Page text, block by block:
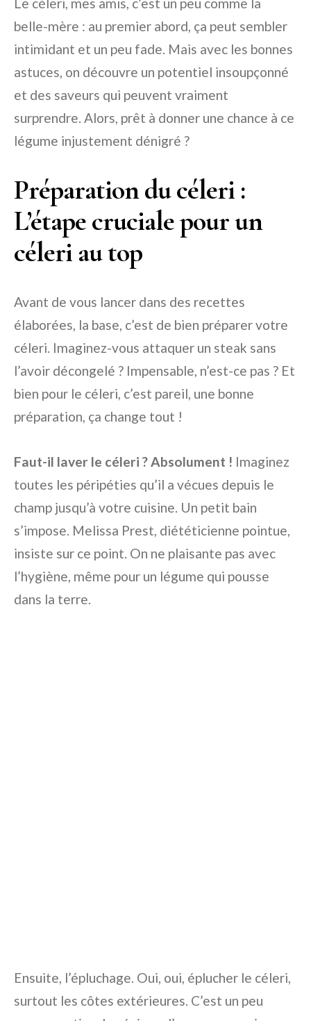
Le céleri, mes amis, c’est un peu comme la
belle-mère : au premier abord, ça peut sembler
intimidant et un peu fade. Mais avec les bonnes
astuces, on découvre un potentiel insoupçonné
et des saveurs qui peuvent vraiment
surprendre. Alors, prêt à donner une chance à ce
légume injustement dénigré ?
Préparation du céleri :
L’étape cruciale pour un
céleri au top
Avant de vous lancer dans des recettes
élaborées, la base, c’est de bien préparer votre
céleri. Imaginez-vous attaquer un steak sans
l’avoir décongelé ? Impensable, n’est-ce pas ? Et
bien pour le céleri, c’est pareil, une bonne
préparation, ça change tout !
Faut-il laver le céleri ? Absolument ! Imaginez
toutes les péripéties qu’il a vécues depuis le
champ jusqu’à votre cuisine. Un petit bain
s’impose. Melissa Prest, diététicienne pointue,
insiste sur ce point. On ne plaisante pas avec
l’hygiène, même pour un légume qui pousse
dans la terre.
Ensuite, l’épluchage. Oui, oui, éplucher le céleri,
surtout les côtes extérieures. C’est un peu